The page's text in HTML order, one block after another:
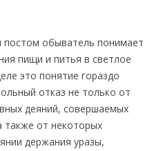
обыватель понимает
пищи и питья в светлое
это понятие гораздо
отказ не только от
деяний, совершаемых
также от некоторых
держания уразы,